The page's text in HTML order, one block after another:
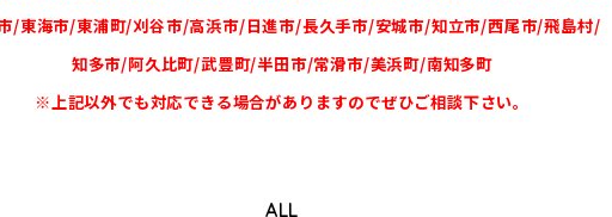
/東海市/東浦町/刈谷市/高浜市/日進市/長久手市/安城市/知立市/西尾市/飛島村/
知多市/阿久比町/武豊町/半田市/常滑市/美浜町/南知多町
※上記以外でも対応できる場合がありますのでぜひご相談下さい。
ALL